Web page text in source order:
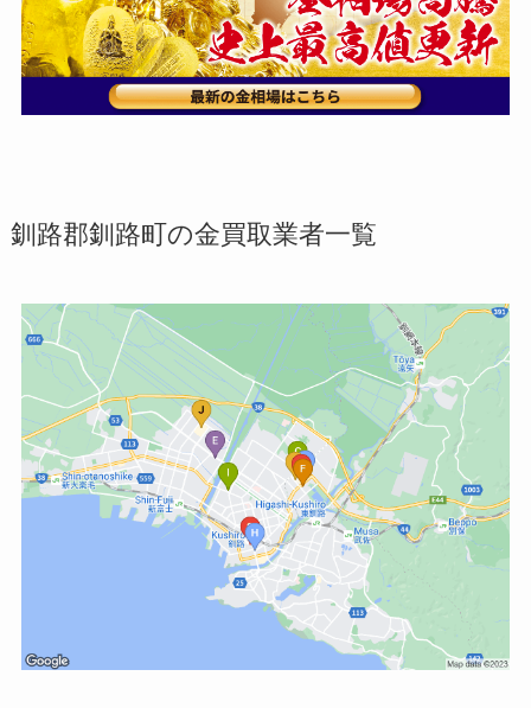
釧路郡釧路町の金買取業者一覧